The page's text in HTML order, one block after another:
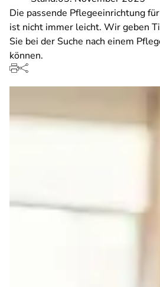
Die passende Pflegeeinrichtung
ist nicht immer leicht. Wir geben
Sie bei der Suche nach einem
können.